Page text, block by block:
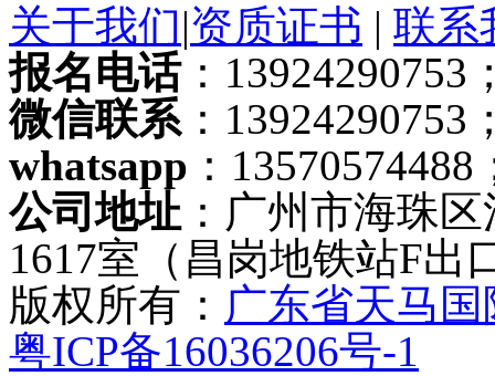
关于我们|资质证书 | 联系
报名电话：13924290753
微信联系：13924290753
whatsapp ：13570574488
公司地址 ：广州市海珠
1617室（昌岗地铁站F出
版权所有： 广东省天马
粤ICP备16036206号-1